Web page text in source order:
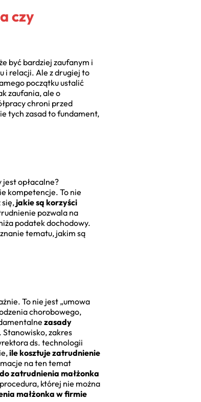
czy
być bardziej zaufanym i
i relacji. Ale z drugiej to
początku ustalić
zaufania, ale o
chroni przed
tych zasad to fundament,
opłacalne?
kompetencje. To nie
jakie są korzyści
pozwala na
podatek dochodowy.
tematu, jakim są
To nie jest „umowa
chorobowego,
zasady
zakres
ds. technologii
ile kosztuje zatrudnienie
na ten temat
zatrudnienia małżonka
której nie można
małżonka w firmie